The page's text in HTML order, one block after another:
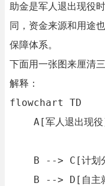
助金是军人退出现役
同，资金来源和用途
保障体系。
下面用一张图来厘清
解释：
flowchart TD
A[军人退出现
B --> C[计划
B --> D[自主